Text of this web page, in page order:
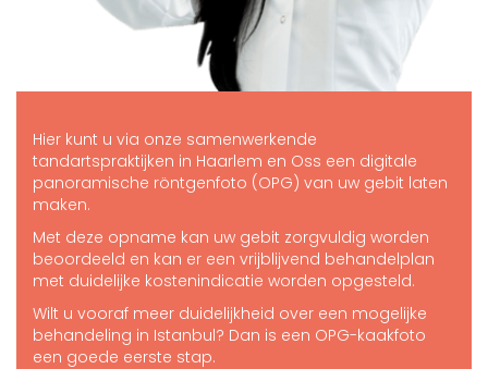
Hier kunt u via onze samenwerkende
tandartspraktijken in Haarlem en Oss een digitale
panoramische röntgenfoto (OPG) van uw gebit laten
maken.
Met deze opname kan uw gebit zorgvuldig worden
beoordeeld en kan er een vrijblijvend behandelplan
met duidelijke kostenindicatie worden opgesteld.
Wilt u vooraf meer duidelijkheid over een mogelijke
behandeling in Istanbul? Dan is een OPG-kaakfoto
een goede eerste stap.